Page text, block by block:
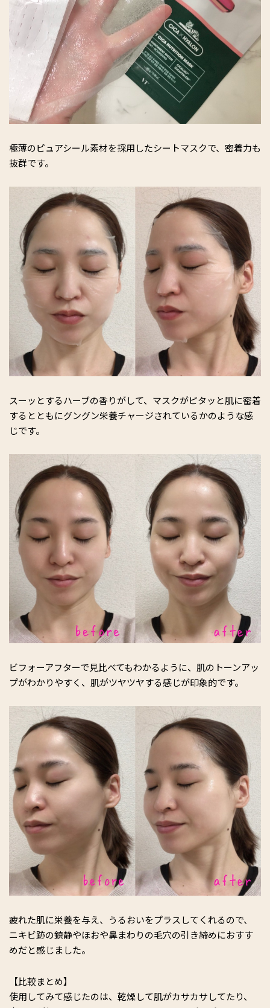
極薄のピュアシール素材を採用したシートマスクで、密着力も
抜群です。
スーッとするハーブの香りがして、マスクがピタッと肌に密着
するとともにグングン栄養チャージされているかのような感
じです。
ビフォーアフターで見比べてもわかるように、肌のトーンアッ
プがわかりやすく、肌がツヤツヤする感じが印象的です。
疲れた肌に栄養を与え、うるおいをプラスしてくれるので、
ニキビ跡の鎮静やほおや鼻まわりの毛穴の引き締めにおすす
めだと感じました。
【比較まとめ】
使用してみて感じたのは、乾燥して肌がカサカサしてたり、